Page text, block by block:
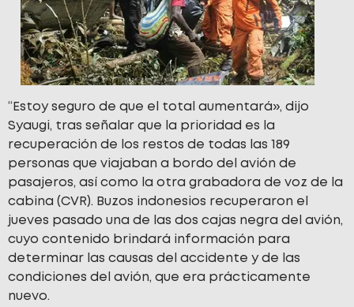
“Estoy seguro de que el total aumentará», dijo
Syaugi, tras señalar que la prioridad es la
recuperación de los restos de todas las 189
personas que viajaban a bordo del avión de
pasajeros, así como la otra grabadora de voz de la
cabina (CVR). Buzos indonesios recuperaron el
jueves pasado una de las dos cajas negra del avión,
cuyo contenido brindará información para
determinar las causas del accidente y de las
condiciones del avión, que era prácticamente
nuevo.